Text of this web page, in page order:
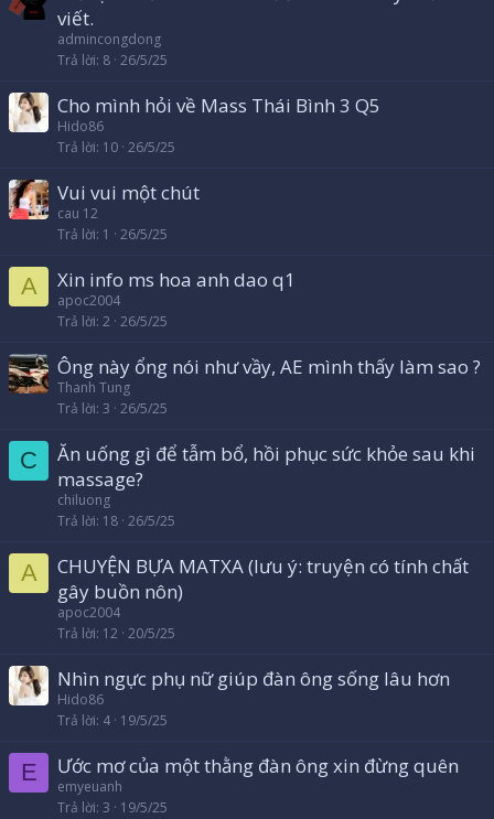
viết.
admincongdong
Trả lời 8 26/5/25
Cho mình hỏi về Mass Thái Bình 3 Q5
Hido86
Trả lời 10 26/5/25
Vui vui một chút
cau 12
Trả lời 1 26/5/25
A Xin info ms hoa anh dao q1
apoc2004
Trả lời 2 26/5/25
Ông này ổng nói như vầy, AE mình thấy làm sao ?
Thanh Tung
Trả lời 3 26/5/25
C
Ăn uống gì để tẫm bổ, hồi phục sức khỏe sau khi
massage?
chiluong
Trả lời 18 26/5/25
A
CHUYỆN BỰA MATXA (lưu ý: truyện có tính chất
gây buồn nôn)
apoc2004
Trả lời 12 20/5/25
Nhìn ngực phụ nữ giúp đàn ông sống lâu hơn
Hido86
Trả lời 4 19/5/25
E Ước mơ của một thằng đàn ông xin đừng quên
emyeuanh
Trả lời 3 19/5/25